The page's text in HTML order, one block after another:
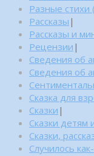
Разные
Рассказы |
Рассказы и
Рецензии |
Сведения об
Сведения об
Сказка для
Сказки |
Сказки детям
Сказки,
Случилось